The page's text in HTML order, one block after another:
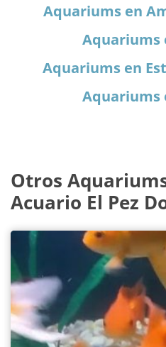
Aquariums en
Aquariums
Aquariums en
Aquariums
Otros
Acuario El Pez